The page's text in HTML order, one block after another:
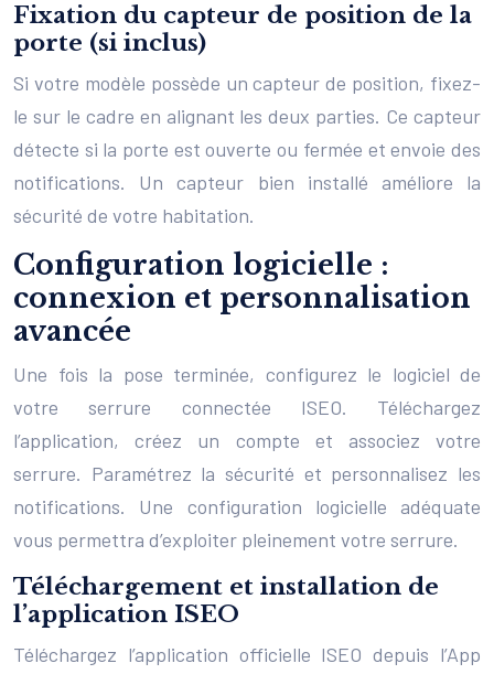
Fixation du capteur de position de la
porte (si inclus)
Si votre modèle possède un capteur de position, fixez-
le sur le cadre en alignant les deux parties. Ce capteur
détecte si la porte est ouverte ou fermée et envoie des
notifications. Un capteur bien installé améliore la
sécurité de votre habitation.
Configuration logicielle :
connexion et personnalisation
avancée
Une fois la pose terminée, configurez le logiciel de
votre serrure connectée ISEO. Téléchargez
l’application, créez un compte et associez votre
serrure. Paramétrez la sécurité et personnalisez les
notifications. Une configuration logicielle adéquate
vous permettra d’exploiter pleinement votre serrure.
Téléchargement et installation de
l’application ISEO
Téléchargez l’application officielle ISEO depuis l’App